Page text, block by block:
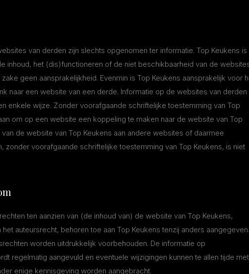
van derden zijn slechts opgenomen ter informatie. Top Keukens is
inhoud, het (dis)functioneren of de niet beschikbaarheid van de
geen aansprakelijkheid. Evenmin is Top Keukens aansprakelijk voor
naar een website van een derde. Informatie op de websites van derden
enkele wijze. Zonder voorafgaande schriftelijke toestemming van Top
om op een website een koppeling te maken naar de website van Top
de website van Top Keukens aan andere websites of daarmee
zonder voorafgaande schriftelijke toestemming van Top Keukens, is niet
ten aanzien van (de inhoud van) de website van Top Keukens,
auteursrecht, behoren toe aan Top Keukens tenzij anders aangegeven.
worden uitdrukkelijk voorbehouden. De informatie op
regelmatig aangevuld en eventuele wijzigingen kunnen te allen tijde met
enige kennisgeving worden aangebracht.